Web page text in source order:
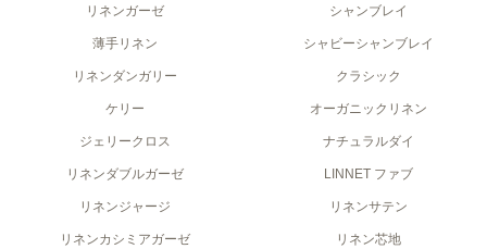
リネンガーゼ
薄手リネン
リネンダンガリー
ケリー
ジェリークロス
リネンダブルガーゼ
リネンジャージ
リネンカシミアガーゼ
シャンブレイ
シャビーシャンブレイ
クラシック
オーガニックリネン
ナチュラルダイ
LINNET ファブ
リネンサテン
リネン芯地